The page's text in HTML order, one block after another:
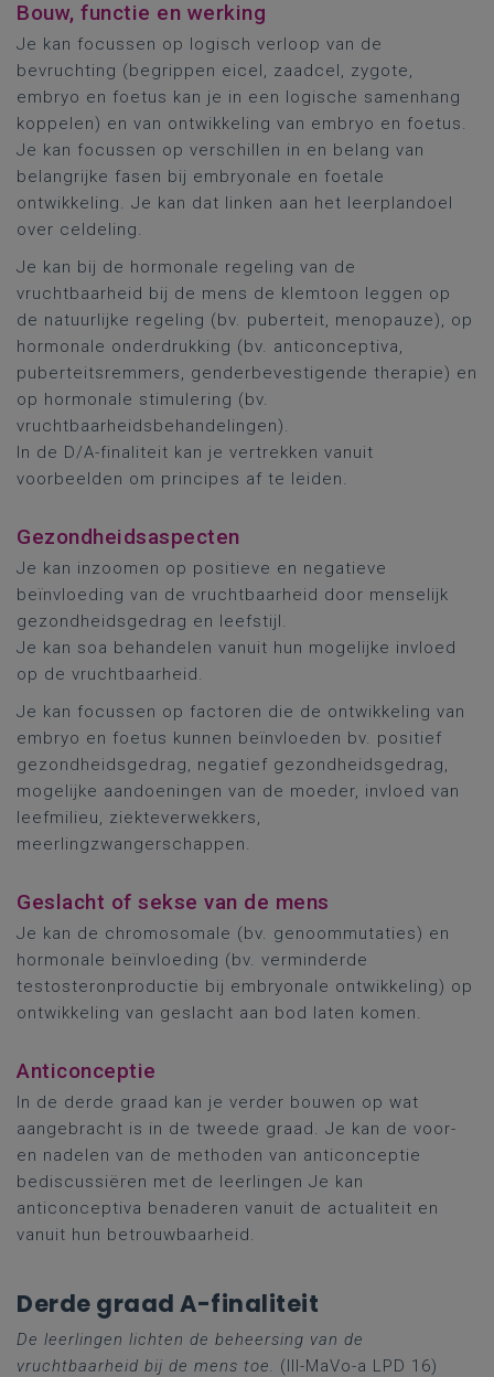
Bouw, functie en werking
Je kan focussen op logisch verloop van de
bevruchting (begrippen eicel, zaadcel, zygote,
embryo en foetus kan je in een logische samenhang
koppelen) en van ontwikkeling van embryo en foetus.
Je kan focussen op verschillen in en belang van
belangrijke fasen bij embryonale en foetale
ontwikkeling. Je kan dat linken aan het leerplandoel
over celdeling.
Je kan bij de hormonale regeling van de
vruchtbaarheid bij de mens de klemtoon leggen op
de natuurlijke regeling (bv. puberteit, menopauze), op
hormonale onderdrukking (bv. anticonceptiva,
puberteitsremmers, genderbevestigende therapie) en
op hormonale stimulering (bv.
vruchtbaarheidsbehandelingen).
In de D/A-finaliteit kan je vertrekken vanuit
voorbeelden om principes af te leiden.
Gezondheidsaspecten
Je kan inzoomen op positieve en negatieve
beïnvloeding van de vruchtbaarheid door menselijk
gezondheidsgedrag en leefstijl.
Je kan soa behandelen vanuit hun mogelijke invloed
op de vruchtbaarheid.
Je kan focussen op factoren die de ontwikkeling van
embryo en foetus kunnen beïnvloeden bv. positief
gezondheidsgedrag, negatief gezondheidsgedrag,
mogelijke aandoeningen van de moeder, invloed van
leefmilieu, ziekteverwekkers,
meerlingzwangerschappen.
Geslacht of sekse van de mens
Je kan de chromosomale (bv. genoommutaties) en
hormonale beïnvloeding (bv. verminderde
testosteronproductie bij embryonale ontwikkeling) op
ontwikkeling van geslacht aan bod laten komen.
Anticonceptie
In de derde graad kan je verder bouwen op wat
aangebracht is in de tweede graad. Je kan de voor-
en nadelen van de methoden van anticonceptie
bediscussiëren met de leerlingen Je kan
anticonceptiva benaderen vanuit de actualiteit en
vanuit hun betrouwbaarheid.
Derde graad A-finaliteit
De leerlingen lichten de beheersing van de
vruchtbaarheid bij de mens toe. (III-MaVo-a LPD 16)